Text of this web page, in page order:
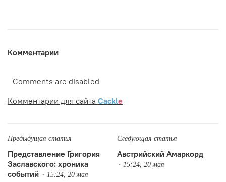
Комментарии
Comments are disabled
Комментарии для сайта Cackle
Предыдущая статья
Представление Григория
Заславского: хроника
событий
15:24, 20 мая
Следующая статья
Австрийский Амаркорд
15:24, 20 мая